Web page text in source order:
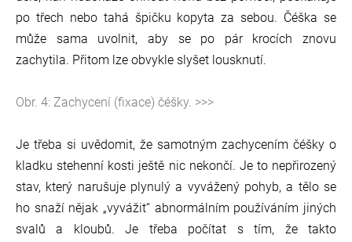
po třech nebo tahá špičku kopyta za sebou. Čéška se
může sama uvolnit, aby se po pár krocích znovu
zachytila. Přitom lze obvykle slyšet lousknutí.
Obr. 4: Zachycení (fixace) čéšky. >>>
Je třeba si uvědomit, že samotným zachycením čéšky o
kladku stehenní kosti ještě nic nekončí. Je to nepřirozený
stav, který narušuje plynulý a vyvážený pohyb, a tělo se
ho snaží nějak „vyvážit“ abnormálním používáním jiných
svalů a kloubů. Je třeba počítat s tím, že takto